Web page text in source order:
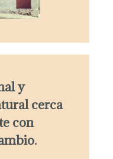
y
cerca
con